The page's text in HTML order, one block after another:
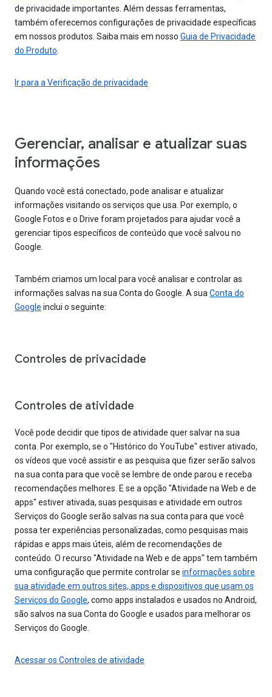
de privacidade importantes. Além dessas ferramentas,
também oferecemos configurações de privacidade específicas
em nossos produtos. Saiba mais em nosso Guia de Privacidade
do Produto
Ir para a Verificação de privacidade
Gerenciar, analisar e atualizar suas
informações
Quando você está conectado, pode analisar e atualizar
informações visitando os serviços que usa. Por exemplo, o
Google Fotos e o Drive foram projetados para ajudar você a
gerenciar tipos específicos de conteúdo que você salvou no
Google.
Também criamos um local para você analisar e controlar as
informações salvas na sua Conta do Google. A sua Conta do
Google inclui o seguinte:
Controles de privacidade
Controles de atividade
Você pode decidir que tipos de atividade quer salvar na sua
conta. Por exemplo, se o "Histórico do YouTube" estiver ativado,
os vídeos que você assistir e as pesquisa que fizer serão salvos
na sua conta para que você se lembre de onde parou e receba
recomendações melhores. E se a opção "Atividade na Web e de
apps" estiver ativada, suas pesquisas e atividade em outros
Serviços do Google serão salvas na sua conta para que você
possa ter experiências personalizadas, como pesquisas mais
rápidas e apps mais úteis, além de recomendações de
conteúdo. O recurso "Atividade na Web e de apps" tem também
uma configuração que permite controlar se informações sobre
sua atividade em outros sites, apps e dispositivos que usam os
Serviços do Google, como apps instalados e usados no Android,
são salvos na sua Conta do Google e usados para melhorar os
Serviços do Google.
Acessar os Controles de atividade